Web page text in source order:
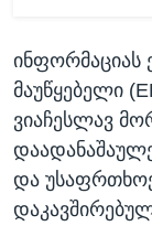
ინფორმაციას
მაუწყებელი
ვიაჩესლავ
და